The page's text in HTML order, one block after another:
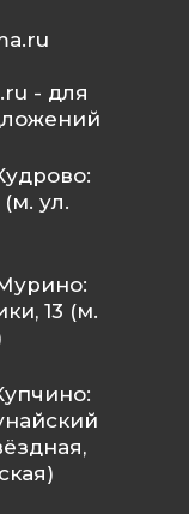
- для
ул.
13 (м.